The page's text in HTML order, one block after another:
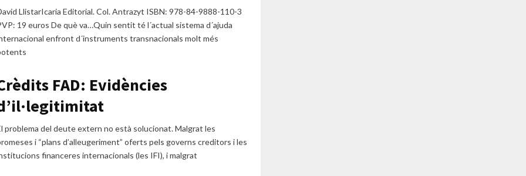
LlistarIcaria Editorial. Col. Antrazyt ISBN: 978-84-9888-110-3
19 euros De què va…Quin sentit té l´actual sistema d´ajuda
enfront d´instruments transnacionals molt més
FAD: Evidències
problema del deute extern no està solucionat. Malgrat les
i “plans d’alleugeriment” oferts pels governs creditors i les
financeres internacionals (les IFI), i malgrat